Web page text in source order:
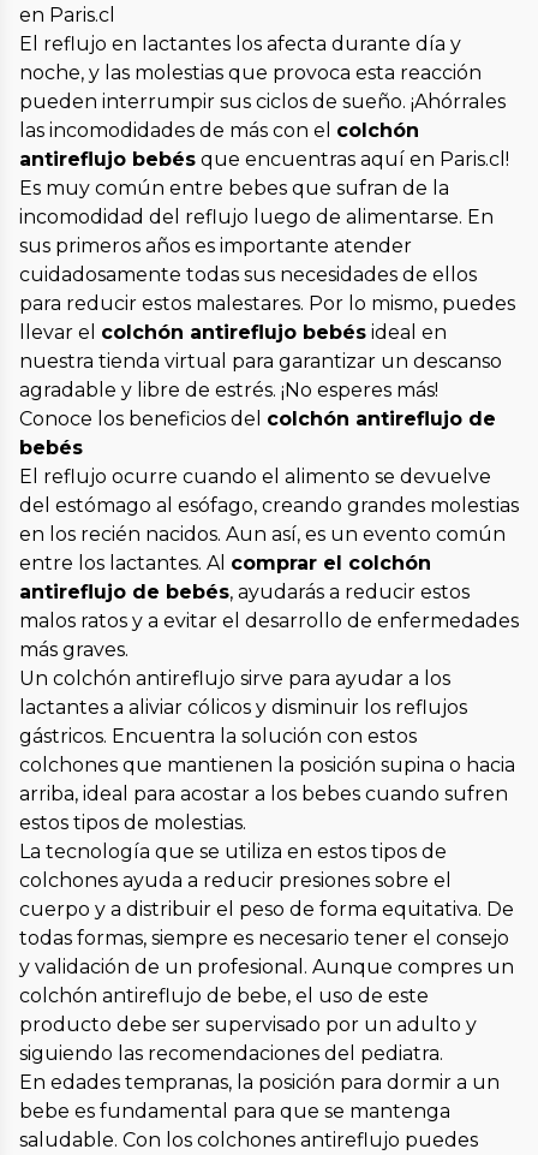
en Paris.cl
El reflujo en lactantes los afecta durante día y
noche, y las molestias que provoca esta reacción
pueden interrumpir sus ciclos de sueño. ¡Ahórrales
las incomodidades de más con el colchón
antireflujo bebés que encuentras aquí en Paris.cl!
Es muy común entre bebes que sufran de la
incomodidad del reflujo luego de alimentarse. En
sus primeros años es importante atender
cuidadosamente todas sus necesidades de ellos
para reducir estos malestares. Por lo mismo, puedes
llevar el colchón antireflujo bebés ideal en
nuestra tienda virtual para garantizar un descanso
agradable y libre de estrés. ¡No esperes más!
Conoce los beneficios del colchón antireflujo de
bebés
El reflujo ocurre cuando el alimento se devuelve
del estómago al esófago, creando grandes molestias
en los recién nacidos. Aun así, es un evento común
entre los lactantes. Al comprar el colchón
antireflujo de bebés, ayudarás a reducir estos
malos ratos y a evitar el desarrollo de enfermedades
más graves.
Un colchón antireflujo sirve para ayudar a los
lactantes a aliviar cólicos y disminuir los reflujos
gástricos. Encuentra la solución con estos
colchones que mantienen la posición supina o hacia
arriba, ideal para acostar a los bebes cuando sufren
estos tipos de molestias.
La tecnología que se utiliza en estos tipos de
colchones ayuda a reducir presiones sobre el
cuerpo y a distribuir el peso de forma equitativa. De
todas formas, siempre es necesario tener el consejo
y validación de un profesional. Aunque compres un
colchón antireflujo de bebe, el uso de este
producto debe ser supervisado por un adulto y
siguiendo las recomendaciones del pediatra.
En edades tempranas, la posición para dormir a un
bebe es fundamental para que se mantenga
saludable. Con los colchones antireflujo puedes